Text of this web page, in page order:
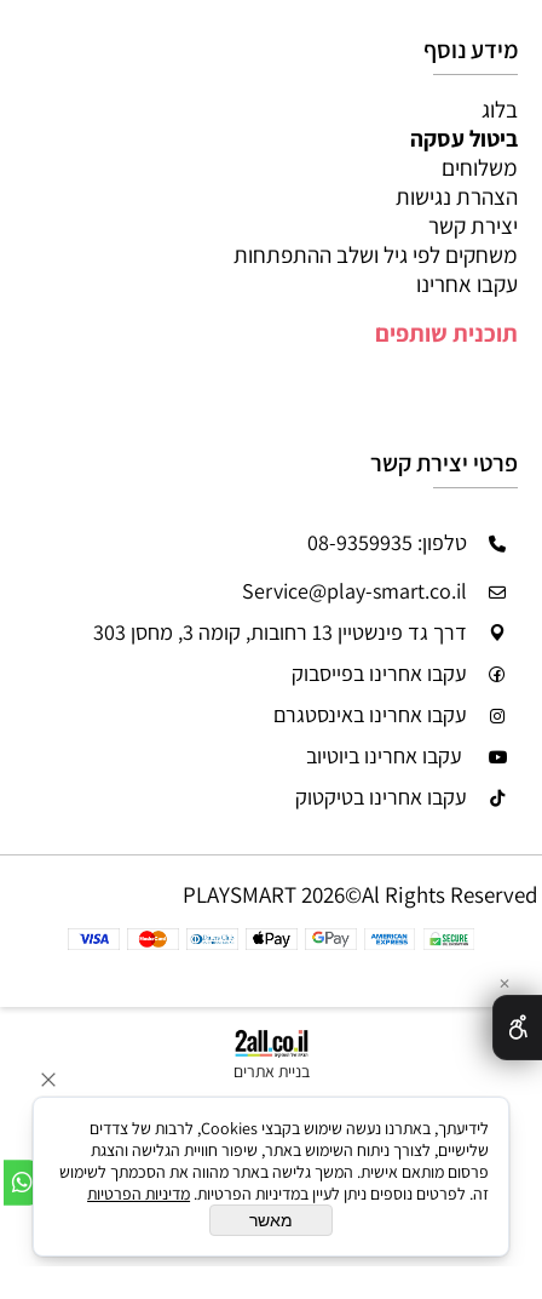
מידע נוסף
בלוג
ביטול עסקה
משלוחים
הצהרת נגישות
יצירת קשר
משחקים לפי גיל ושלב ההתפתחות
עקבו אחרינו
תוכנית שותפים
פרטי יצירת קשר
טלפון: 08-9359935
Service@play-smart.co.il
דרך גד פינשטיין 13 רחובות, קומה 3, מחסן 303
עקבו אחרינו בפייסבוק
עקבו אחרינו באינסטגרם
עקבו אחרינו ביוטיוב
עקבו אחרינו בטיקטוק
PLAYSMART 2026©Al Rights Reserved
בניית אתרים
✕
לידיעתך, באתרנו נעשה שימוש בקבצי Cookies, לרבות של צדדים
שלישיים, לצורך ניתוח השימוש באתר, שיפור חוויית הגלישה והצגת
פרסום מותאם אישית. המשך גלישה באתר מהווה את הסכמתך לשימוש
זה. לפרטים נוספים ניתן לעיין במדיניות הפרטיות. מדיניות הפרטיות
מאשר